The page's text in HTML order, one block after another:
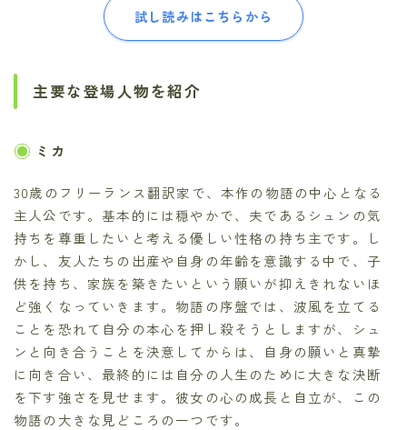
試し読みはこちらから
主要な登場人物を紹介
ミカ
30歳のフリーランス翻訳家で、本作の物語の中心となる
主人公です。基本的には穏やかで、夫であるシュンの気
持ちを尊重したいと考える優しい性格の持ち主です。し
かし、友人たちの出産や自身の年齢を意識する中で、子
供を持ち、家族を築きたいという願いが抑えきれないほ
ど強くなっていきます。物語の序盤では、波風を立てる
ことを恐れて自分の本心を押し殺そうとしますが、シュ
ンと向き合うことを決意してからは、自身の願いと真摯
に向き合い、最終的には自分の人生のために大きな決断
を下す強さを見せます。彼女の心の成長と自立が、この
物語の大きな見どころの一つです。